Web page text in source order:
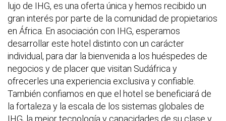
lujo de IHG, es una oferta única y hemos recibido un
gran interés por parte de la comunidad de propietarios
en África. En asociación con IHG, esperamos
desarrollar este hotel distinto con un carácter
individual, para dar la bienvenida a los huéspedes de
negocios y de placer que visitan Sudáfrica y
ofrecerles una experiencia exclusiva y confiable.
También confiamos en que el hotel se beneficiará de
la fortaleza y la escala de los sistemas globales de